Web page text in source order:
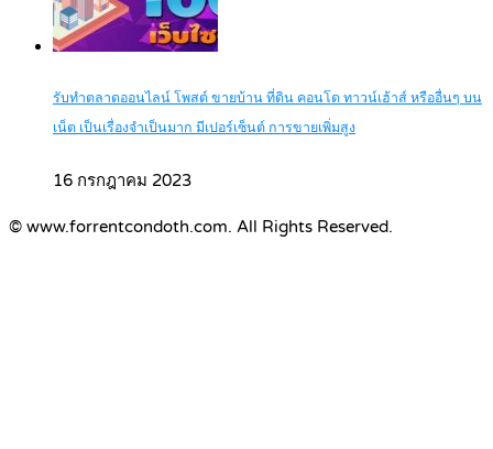
รับทำตลาดออนไลน์ โพสต์ ขายบ้าน ที่ดิน คอนโด ทาวน์เฮ้าส์ หรืออื่นๆ บน
เน็ต เป็นเรื่องจำเป็นมาก มีเปอร์เซ็นต์ การขายเพิ่มสูง
16 กรกฎาคม 2023
© www.forrentcondoth.com. All Rights Reserved.